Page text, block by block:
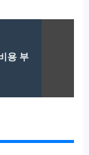
용 부